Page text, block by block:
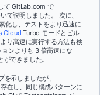
て GitLab.com で
て説明しました。 次に、
化し、テストをより迅速に
Cloud Turbo モードとビル
り高速に実行する方法も検
ンよりも 3 倍高速にな
できました。
示しましたが、
在し、同じ構成パターンに